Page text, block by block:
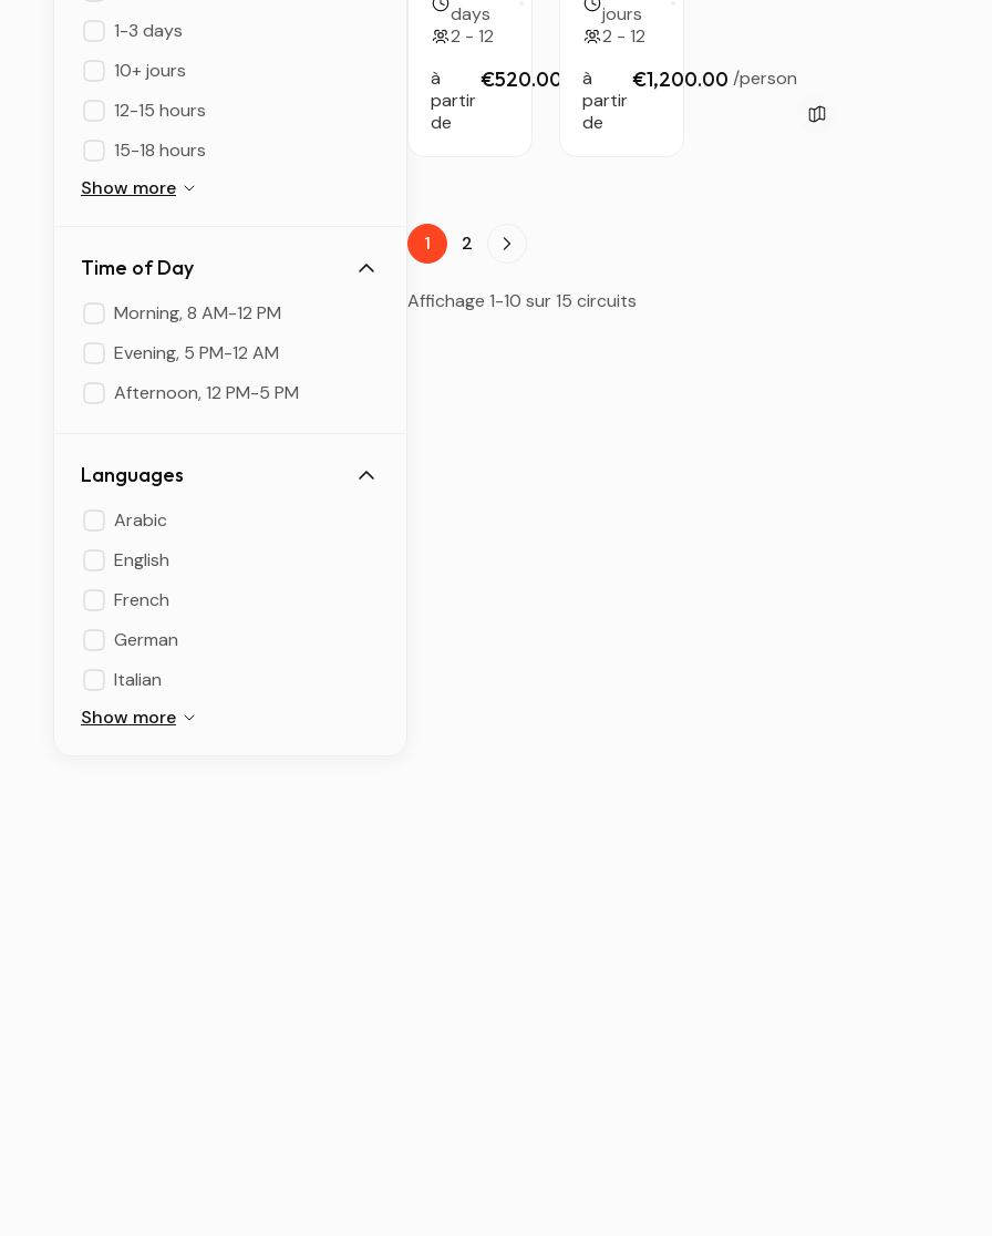
1-3 days
10+ jours
12-15 hours
15-18 hours
Show more
Time of Day
Morning, 8 AM-12 PM
Evening, 5 PM-12 AM
Afternoon, 12 PM-5 PM
Languages
Arabic
English
French
German
Italian
Show more
— 8
jours au
sommet
du
Sahara
days
2 - 12
à
partir
de
€520.00 /person
jours de
trek au
cœur du
Tassili
N’Ajjer
jours
2 - 12
à
partir
de
€1,200.00 /person
1 2
Affichage 1-10 sur 15 circuits